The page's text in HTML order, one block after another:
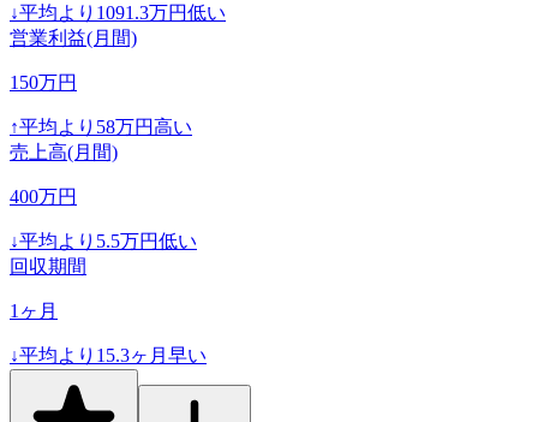
↓平均より 1091.3万円低い
営業利益(月間)
150万円
↑平均より 58万円高い
売上高(月間)
400万円
↓平均より 5.5万円低い
回収期間
1 ヶ月
↓平均より 15.3ヶ月早い